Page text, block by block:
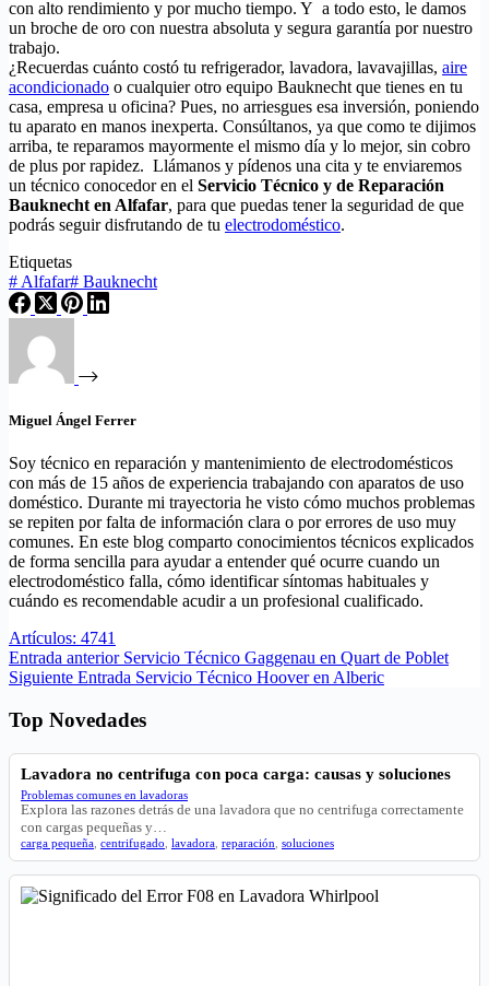
con alto rendimiento y por mucho tiempo. Y a todo esto, le damos
un broche de oro con nuestra absoluta y segura garantía por nuestro
trabajo.
¿Recuerdas cuánto costó tu refrigerador, lavadora, lavavajillas, aire
acondicionado o cualquier otro equipo Bauknecht que tienes en tu
casa, empresa u oficina? Pues, no arriesgues esa inversión, poniendo
tu aparato en manos inexperta. Consúltanos, ya que como te dijimos
arriba, te reparamos mayormente el mismo día y lo mejor, sin cobro
de plus por rapidez. Llámanos y pídenos una cita y te enviaremos
un técnico conocedor en el Servicio Técnico y de Reparación
Bauknecht en Alfafar, para que puedas tener la seguridad de que
podrás seguir disfrutando de tu electrodoméstico.
Etiquetas
# Alfafar# Bauknecht
Miguel Ángel Ferrer
Soy técnico en reparación y mantenimiento de electrodomésticos
con más de 15 años de experiencia trabajando con aparatos de uso
doméstico. Durante mi trayectoria he visto cómo muchos problemas
se repiten por falta de información clara o por errores de uso muy
comunes. En este blog comparto conocimientos técnicos explicados
de forma sencilla para ayudar a entender qué ocurre cuando un
electrodoméstico falla, cómo identificar síntomas habituales y
cuándo es recomendable acudir a un profesional cualificado.
Artículos: 4741
Entrada anterior Servicio Técnico Gaggenau en Quart de Poblet
Siguiente Entrada Servicio Técnico Hoover en Alberic
Top Novedades
Lavadora no centrifuga con poca carga: causas y soluciones
Problemas comunes en lavadoras
Explora las razones detrás de una lavadora que no centrifuga correctamente
con cargas pequeñas y…
carga pequeña centrifugado lavadora reparación soluciones